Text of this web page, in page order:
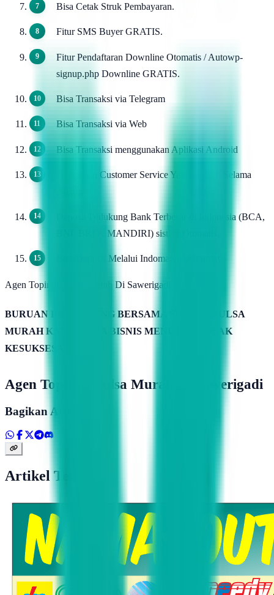
Bisa Cetak Struk Pembayaran.
Fitur SMS Buyer GRATIS.
Fitur Pendaftaran Downline Otomatis / Autowp-
signup.php Downline GRATIS.
Bisa Transaksi via Telegram
Bisa Transaksi via Web
Bisa Transaksi menggunakan Aplikasi Android
Dukungan Customer Service Yang Handal Selama
Deposit Didukung Bank Terbesar di Indonesia (BCA,
BNI, BRI & MANDIRI) sistem Otomatis.
Bisa Deposit Melalui Indomaret / Alfamart.
Agen Topindo Pulsa Murah Di Sawerigadi
BURUAN BERGABUNG BERSAMA SERVER PULSA
MURAH KAMIMITRA BISNIS MENUJU PUNCAK
KESUKSESAN
Agen Topindo Pulsa Murah Di Sawerigadi
Bagikan Artikel
Artikel Terkait